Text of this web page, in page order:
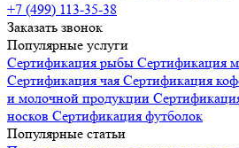
+7 (499) 113-35-38
Заказать звонок
Популярные услуги
Сертификация рыбы Сертификация
Сертификация чая Сертификация
и молочной продукции
носков Сертификация футболок
Популярные статьи